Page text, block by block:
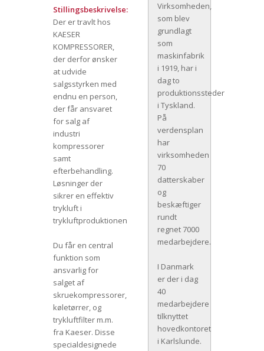
Stillingsbeskrivelse:
Der er travlt hos
KAESER
KOMPRESSORER,
der derfor ønsker
at udvide
salgsstyrken med
endnu en person,
der får ansvaret
for salg af
industri
kompressorer
samt
efterbehandling.
Løsninger der
sikrer en effektiv
trykluft i
trykluftproduktionen
Du får en central
funktion som
ansvarlig for
salget af
skruekompressorer,
køletørrer, og
trykluftfilter m.m.
fra Kaeser. Disse
specialdesignede
Virksomheden,
som blev
grundlagt
som
maskinfabrik
i 1919, har i
dag to
produktionssteder
i Tyskland.
På
verdensplan
har
virksomheden
70
datterskaber
og
beskæftiger
rundt
regnet 7000
medarbejdere.
I Danmark
er der i dag
40
medarbejdere
tilknyttet
hovedkontoret
i Karlslunde.